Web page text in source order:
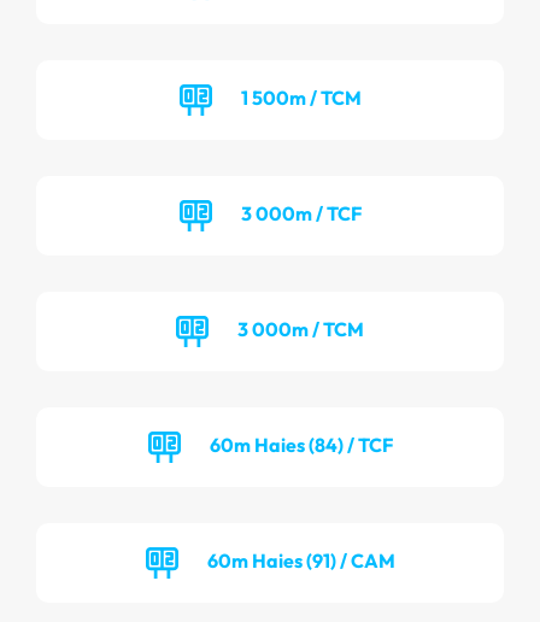
1 500m / TCM
3 000m / TCF
3 000m / TCM
60m Haies (84) / TCF
60m Haies (91) / CAM